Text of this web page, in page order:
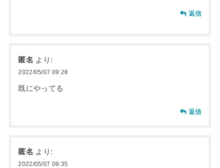
返信
匿名 より:
2022/05/07 09:28
既にやってる
返信
匿名 より:
2022/05/07 09:35